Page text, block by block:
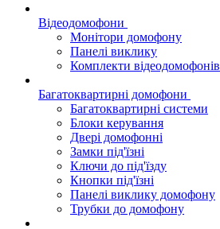
Відеодомофони
Монітори домофону
Панелі виклику
Комплекти відеодомофонів
Багатоквартирні домофони
Багатоквартирні системи
Блоки керування
Двері домофонні
Замки під'їзні
Ключи до під'їзду
Кнопки під'їзні
Панелі виклику домофону
Трубки до домофону